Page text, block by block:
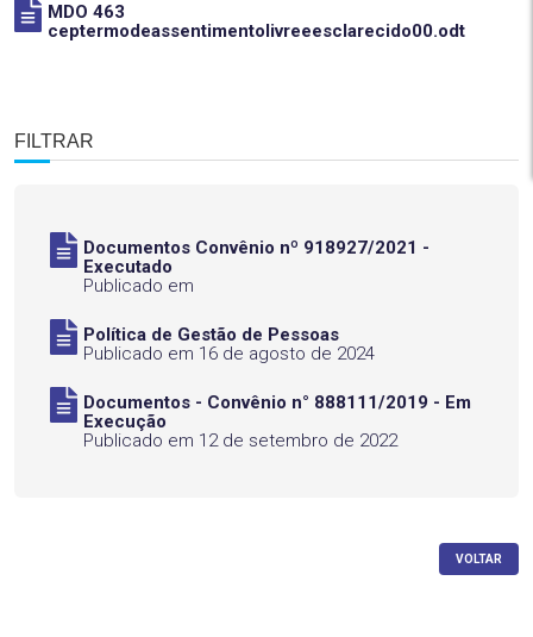
MDO 463
ceptermodeassentimentolivreeesclarecido00.odt
FILTRAR
Documentos Convênio nº 918927/2021 -
Executado
Publicado em
Política de Gestão de Pessoas
Publicado em 16 de agosto de 2024
Documentos - Convênio n° 888111/2019 - Em
Execução
Publicado em 12 de setembro de 2022
VOLTAR